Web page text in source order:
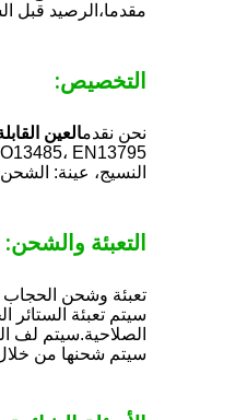
مقدما،الرصيد قبل
التخصيص:
نحن نقدمالعين
النسيج، عينة:
التعبئة والشحن:
تعبئة وشحن الحجاب
الصلاحية.سيتم لف
سيتم شحنها من